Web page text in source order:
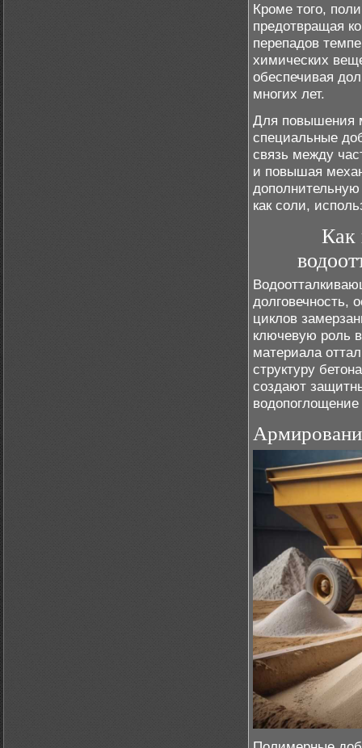
Кроме того,
предотвращая
перепадов
химических
обеспечивая
многих лет.
Для повышения
специальные
связь между
и повышая
дополнительную
как соли,
Как
долговечность,
циклов
ключевую роль
материала
структуру
создают